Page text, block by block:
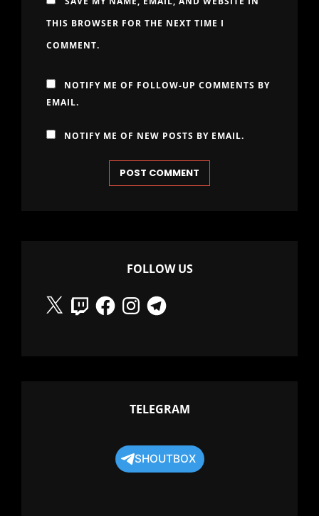
THIS BROWSER FOR THE NEXT TIME I
COMMENT.
NOTIFY ME OF FOLLOW-UP COMMENTS BY
EMAIL.
NOTIFY ME OF NEW POSTS BY EMAIL.
FOLLOW US
X
TwitchFacebookInstagramTelegram
TELEGRAM
SHOUTBOX